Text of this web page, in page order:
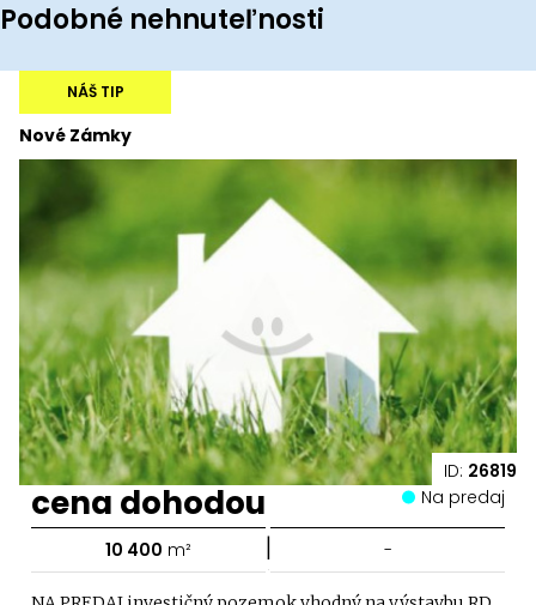
Podobné nehnuteľnosti
ID: 26819
Nové Zámky
NÁŠ TIP
cena dohodou Na predaj
10 400 m² | -